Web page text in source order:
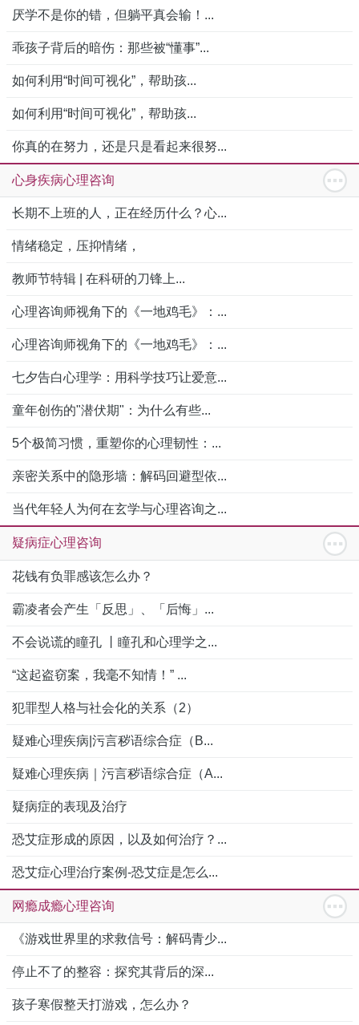
厌学不是你的错，但躺平真会输！...
乖孩子背后的暗伤：那些被“懂事”...
如何利用“时间可视化”，帮助孩...
如何利用“时间可视化”，帮助孩...
你真的在努力，还是只是看起来很努...
心身疾病心理咨询
长期不上班的人，正在经历什么？心...
情绪稳定，压抑情绪，
教师节特辑 | 在科研的刀锋上...
心理咨询师视角下的《一地鸡毛》：...
心理咨询师视角下的《一地鸡毛》：...
七夕告白心理学：用科学技巧让爱意...
童年创伤的"潜伏期"：为什么有些...
5个极简习惯，重塑你的心理韧性：...
亲密关系中的隐形墙：解码回避型依...
当代年轻人为何在玄学与心理咨询之...
疑病症心理咨询
花钱有负罪感该怎么办？
霸凌者会产生「反思」、「后悔」...
不会说谎的瞳孔 丨瞳孔和心理学之...
“这起盗窃案，我毫不知情！” ...
犯罪型人格与社会化的关系（2）
疑难心理疾病|污言秽语综合症（B...
疑难心理疾病｜污言秽语综合症（A...
疑病症的表现及治疗
恐艾症形成的原因，以及如何治疗？...
恐艾症心理治疗案例-恐艾症是怎么...
网瘾成瘾心理咨询
《游戏世界里的求救信号：解码青少...
停止不了的整容：探究其背后的深...
孩子寒假整天打游戏，怎么办？